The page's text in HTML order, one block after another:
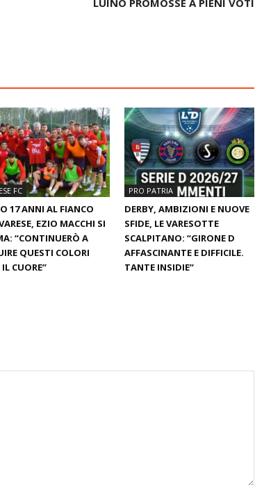
LUINO PROMOSSE A PIENI VOTI
FC
17 ANNI AL FIANCO
EZIO MACCHI SI
“CONTINUERÒ A
QUESTI COLORI
CUORE”
PRO PATRIA
DERBY, AMBIZIONI E NUOVE
SFIDE, LE VARESOTTE
SCALPITANO: “GIRONE D
AFFASCINANTE E DIFFICILE.
TANTE INSIDIE”